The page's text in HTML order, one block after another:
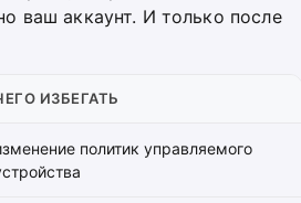
ваш аккаунт. И только после
ИЗБЕГАТЬ
политик управляемого